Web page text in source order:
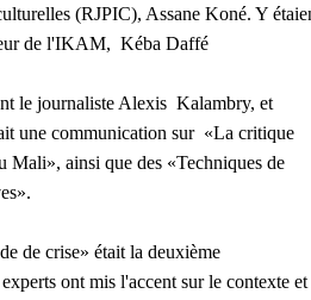
(RJPIC), Assane Koné. Y
de l'IKAM, Kéba Daffé
le journaliste Alexis Kalambry, et
une communication sur «La critique
Mali», ainsi que des «Techniques de
de crise» était la deuxième
ont mis l'accent sur le contexte et